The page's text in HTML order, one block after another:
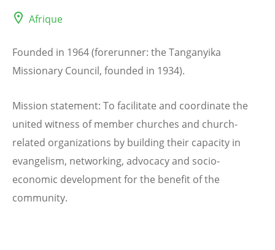
Afrique
Founded in 1964 (forerunner: the Tanganyika
Missionary Council, founded in 1934).
Mission statement: To facilitate and coordinate the
united witness of member churches and church-
related organizations by building their capacity in
evangelism, networking, advocacy and socio-
economic development for the benefit of the
community.